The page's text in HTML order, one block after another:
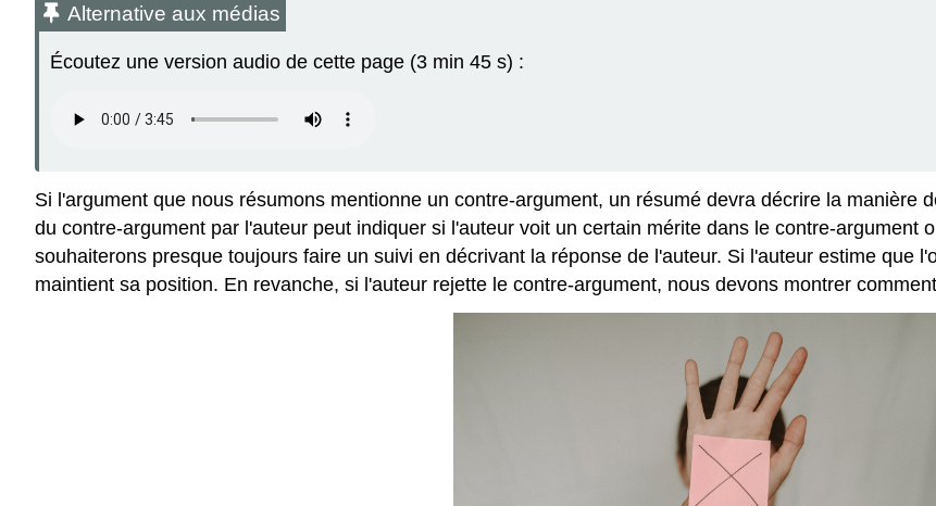
Alternative aux médias
Écoutez une version audio de cette page (3 min 45 s) :
Si l'argument que nous résumons mentionne un contre-argument, un résumé devra décrire la manière
du contre-argument par l'auteur peut indiquer si l'auteur voit un certain mérite dans le contre-argument
souhaiterons presque toujours faire un suivi en décrivant la réponse de l'auteur. Si l'auteur estime que
maintient sa position. En revanche, si l'auteur rejette le contre-argument, nous devons montrer